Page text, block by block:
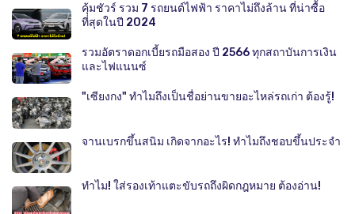
คุ้มชัวร์ รวม 7 รถยนต์ไฟฟ้า ราคาไม่ถึงล้าน ที่น่าซื้อ
ที่สุดในปี 2024
รวมอัตราดอกเบี้ยรถมือสอง ปี 2566 ทุกสถาบันการเงิน
และไฟแนนซ์
"เซียงกง" ทำไมถึงเป็นชื่อย่านขายอะไหล่รถเก่า ต้องรู้!
จานเบรกขึ้นสนิม เกิดจากอะไร! ทำไมถึงชอบขึ้นประจำ
ทำไม! ใส่รองเท้าแตะขับรถถึงผิดกฎหมาย ต้องอ่าน!